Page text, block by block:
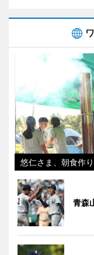
悠仁さま、朝食作
青森